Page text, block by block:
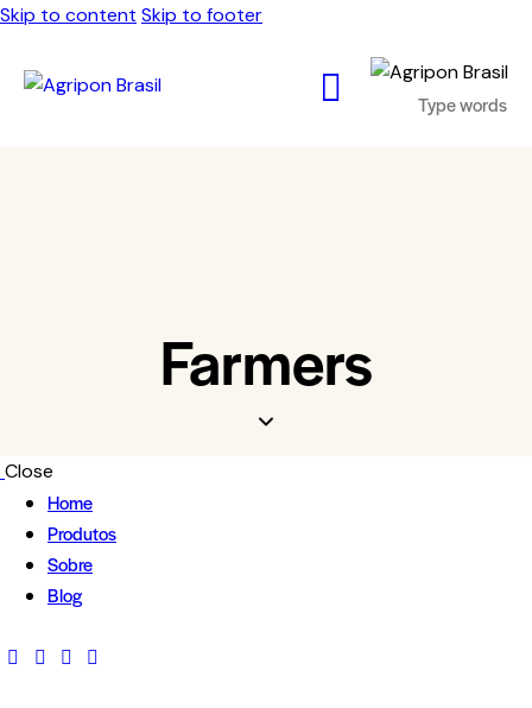
Skip to content Skip to footer
Farmers
Close
Home
Produtos
Sobre
Blog